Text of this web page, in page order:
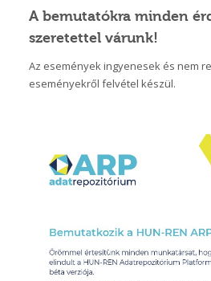
A bemutatókra minden
szeretettel várunk!
Az események ingyenesek és nem
eseményekről felvétel készül.